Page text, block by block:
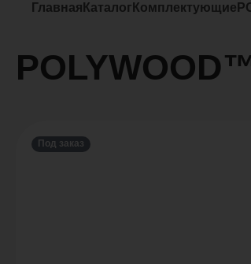
Главная Каталог Комплектующие
Под заказ